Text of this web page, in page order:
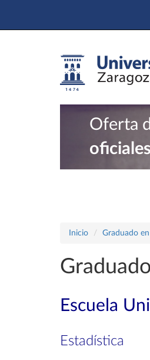
Oferta
oficiales
Inicio Graduado
Escuela
Estadística